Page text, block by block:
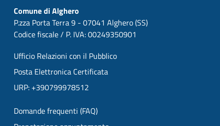
Comune di Alghero
P.zza Porta Terra 9 - 07041 Alghero (SS)
Codice fiscale / P. IVA: 00249350901
Ufficio Relazioni con il Pubblico
Posta Elettronica Certificata
URP: +390799978512
Domande frequenti (FAQ)